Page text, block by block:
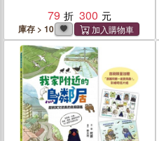
79
300
庫存 > 10